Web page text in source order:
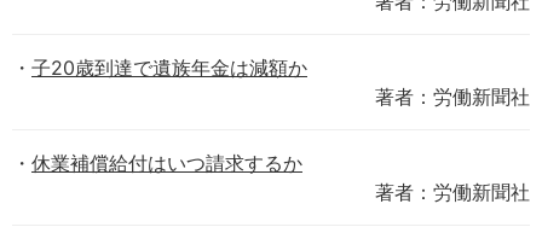
子20歳到達で遺族年金は減額か
著者：労働新聞社
休業補償給付はいつ請求するか
著者：労働新聞社